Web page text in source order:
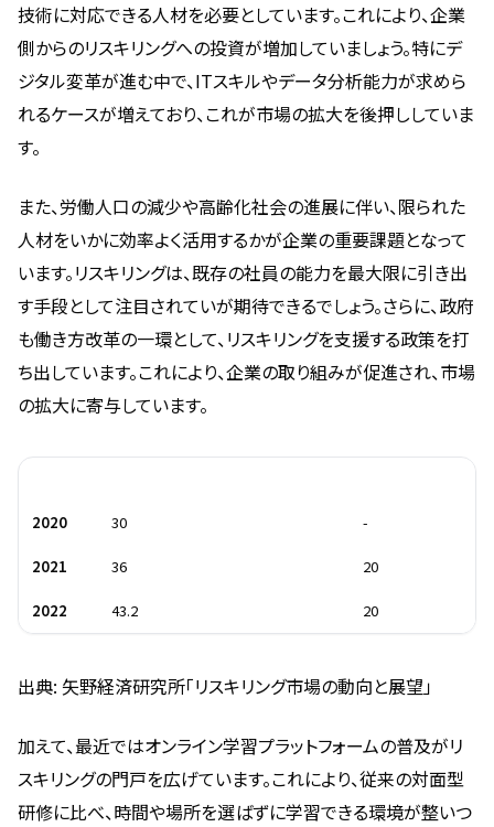
技術に対応できる人材を必要としています。これにより、企業
側からのリスキリングへの投資が増加していましょう。特にデ
ジタル変革が進む中で、ITスキルやデータ分析能力が求めら
れるケースが増えており、これが市場の拡大を後押ししていま
す。
また、労働人口の減少や高齢化社会の進展に伴い、限られた
人材をいかに効率よく活用するかが企業の重要課題となって
います。リスキリングは、既存の社員の能力を最大限に引き出
す手段として注目されていが期待できるでしょう。さらに、政府
も働き方改革の一環として、リスキリングを支援する政策を打
ち出しています。これにより、企業の取り組みが促進され、市場
の拡大に寄与しています。
2020 30 -
2021 36 20
2022 43.2 20
出典: 矢野経済研究所「リスキリング市場の動向と展望」
加えて、最近ではオンライン学習プラットフォームの普及がリ
スキリングの門戸を広げています。これにより、従来の対面型
研修に比べ、時間や場所を選ばずに学習できる環境が整いつ